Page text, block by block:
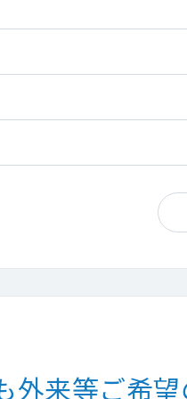
来等ご希